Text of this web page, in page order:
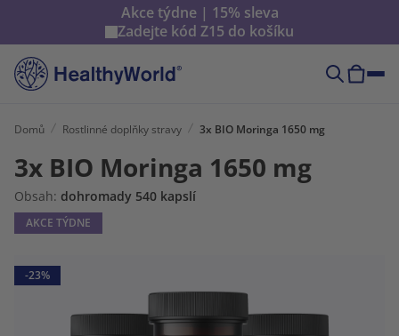
Akce týdne | 15% sleva
Zadejte kód Z15 do košíku
Domů Rostlinné doplňky stravy 3x BIO Moringa 1650 mg
3x BIO Moringa 1650 mg
Obsah: dohromady 540 kapslí
AKCE TÝDNE
-23%